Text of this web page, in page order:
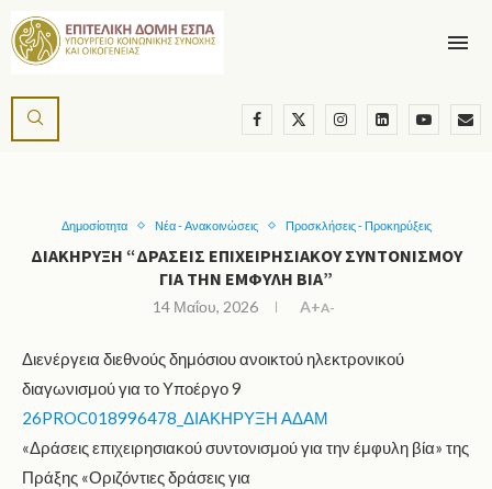
Δημοσίοτητα Νέα - Ανακοινώσεις Προσκλήσεις - Προκηρύξεις
ΔΙΑΚΉΡΥΞΗ “ΔΡΆΣΕΙΣ ΕΠΙΧΕΙΡΗΣΙΑΚΟΎ ΣΥΝΤΟΝΙΣΜΟΎ
ΓΙΑ ΤΗΝ ΈΜΦΥΛΗ ΒΊΑ”
14 Μαΐου, 2026 A+A-
Διενέργεια διεθνούς δημόσιου ανοικτού ηλεκτρονικού
διαγωνισμού για το Υποέργο 9
26PROC018996478_ΔΙΑΚΗΡΥΞΗ ΑΔΑΜ
«Δράσεις επιχειρησιακού συντονισμού για την έμφυλη βία» της
Πράξης «Οριζόντιες δράσεις για